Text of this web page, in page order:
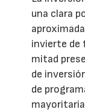
una clara
invierte de
mitad
de
de